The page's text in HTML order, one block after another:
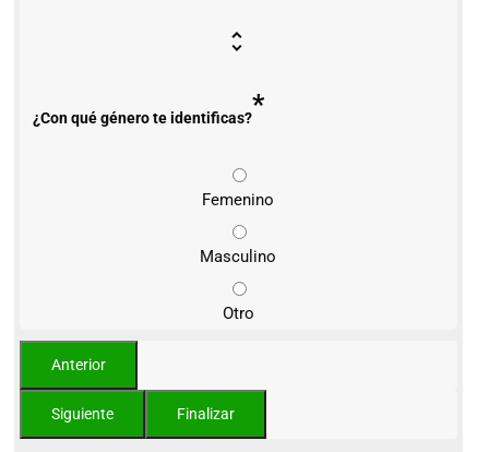
¿Con qué género te identificas?*
Femenino
Masculino
Otro